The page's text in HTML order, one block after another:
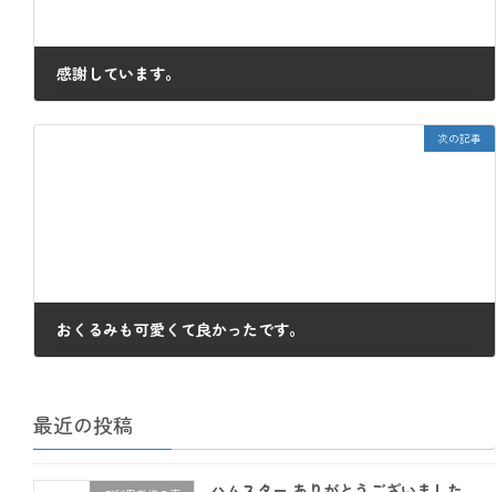
感謝しています。
次の記事
おくるみも可愛くて良かったです。
最近の投稿